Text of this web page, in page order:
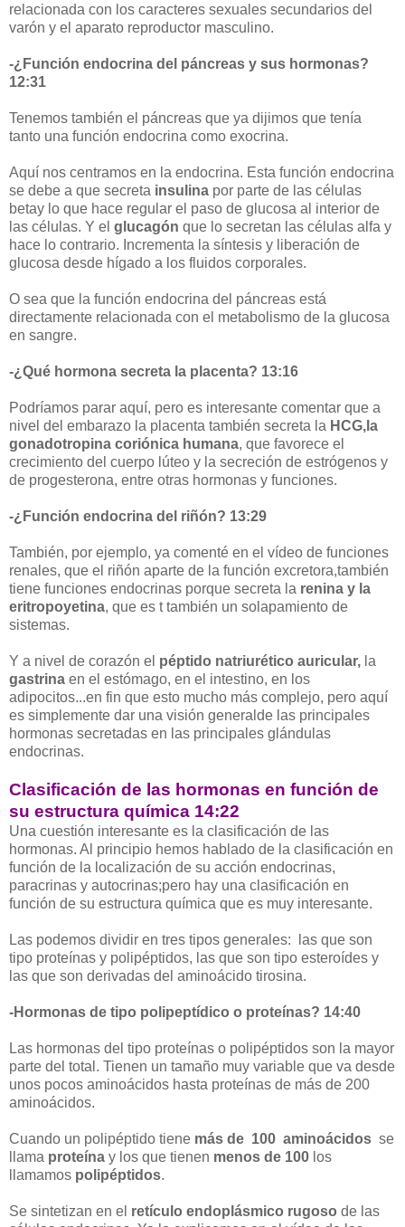
relacionada con los caracteres sexuales secundarios del
varón y el aparato reproductor masculino.
-¿Función endocrina del páncreas y sus hormonas?
12:31
Tenemos también el páncreas que ya dijimos que tenía
tanto una función endocrina como exocrina.
Aquí nos centramos en la endocrina. Esta función endocrina
se debe a que secreta insulina por parte de las células
betay lo que hace regular el paso de glucosa al interior de
las células. Y el glucagón que lo secretan las células alfa y
hace lo contrario. Incrementa la síntesis y liberación de
glucosa desde hígado a los fluidos corporales.
O sea que la función endocrina del páncreas está
directamente relacionada con el metabolismo de la glucosa
en sangre.
-¿Qué hormona secreta la placenta? 13:16
Podríamos parar aquí, pero es interesante comentar que a
nivel del embarazo la placenta también secreta la HCG,la
gonadotropina coriónica humana, que favorece el
crecimiento del cuerpo lúteo y la secreción de estrógenos y
de progesterona, entre otras hormonas y funciones.
-¿Función endocrina del riñón? 13:29
También, por ejemplo, ya comenté en el vídeo de funciones
renales, que el riñón aparte de la función excretora,también
tiene funciones endocrinas porque secreta la renina y la
eritropoyetina, que es t también un solapamiento de
sistemas.
Y a nivel de corazón el péptido natriurético auricular, la
gastrina en el estómago, en el intestino, en los
adipocitos...en fin que esto mucho más complejo, pero aquí
es simplemente dar una visión generalde las principales
hormonas secretadas en las principales glándulas
endocrinas.
Clasificación de las hormonas en función de
su estructura química 14:22
Una cuestión interesante es la clasificación de las
hormonas. Al principio hemos hablado de la clasificación en
función de la localización de su acción endocrinas,
paracrinas y autocrinas;pero hay una clasificación en
función de su estructura química que es muy interesante.
Las podemos dividir en tres tipos generales: las que son
tipo proteínas y polipéptidos, las que son tipo esteroídes y
las que son derivadas del aminoácido tirosina.
-Hormonas de tipo polipeptídico o proteínas? 14:40
Las hormonas del tipo proteínas o polipéptidos son la mayor
parte del total. Tienen un tamaño muy variable que va desde
unos pocos aminoácidos hasta proteínas de más de 200
aminoácidos.
Cuando un polipéptido tiene más de 100 aminoácidos se
llama proteína y los que tienen menos de 100 los
llamamos polipéptidos.
Se sintetizan en el retículo endoplásmico rugoso de las